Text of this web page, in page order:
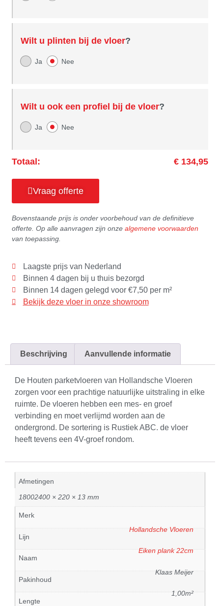
Wilt u plinten bij de vloer?
Ja Nee
Wilt u ook een profiel bij de vloer?
Ja Nee
Totaal: € 134,95
Vraag offerte
Bovenstaande prijs is onder voorbehoud van de definitieve
offerte. Op alle aanvragen zijn onze algemene voorwaarden
van toepassing.
Laagste prijs van Nederland
Binnen 4 dagen bij u thuis bezorgd
Binnen 14 dagen gelegd voor €7,50 per m²
Bekijk deze vloer in onze showroom
Beschrijving Aanvullende informatie
De Houten parketvloeren van Hollandsche Vloeren
zorgen voor een prachtige natuurlijke uitstraling in elke
ruimte. De vloeren hebben een mes- en groef
verbinding en moet verlijmd worden aan de
ondergrond. De sortering is Rustiek ABC. de vloer
heeft tevens een 4V-groef rondom.
Afmetingen
18002400 × 220 × 13 mm
Merk
Hollandsche Vloeren
Lijn
Eiken plank 22cm
Naam
Klaas Meijer
Pakinhoud
1,00m²
Lengte